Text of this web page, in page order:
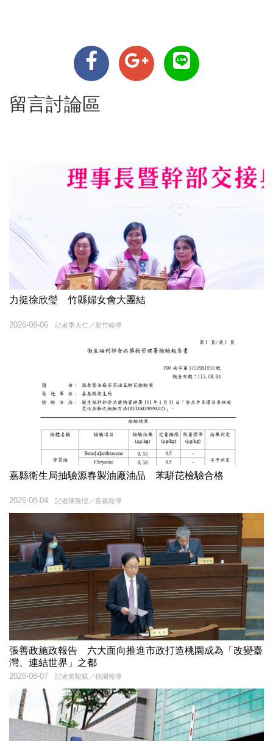
留言討論區
力挺徐欣瑩 竹縣婦女會大團結
記者季大仁／新竹報導
2026-08-06
嘉縣衛生局抽驗源春製油廠油品 苯駢芘檢驗合格
記者陳致愷／嘉義報導
2026-08-04
張善政施政報告 六大面向推進市政打造桃園成為「改變臺
灣、連結世界」之都
記者黃駿騏／桃園報導
2026-08-07